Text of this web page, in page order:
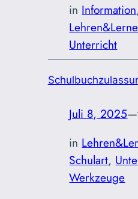
in Information
Unterricht
Juli 8, 2025—
in
Schulart,
Werkzeuge